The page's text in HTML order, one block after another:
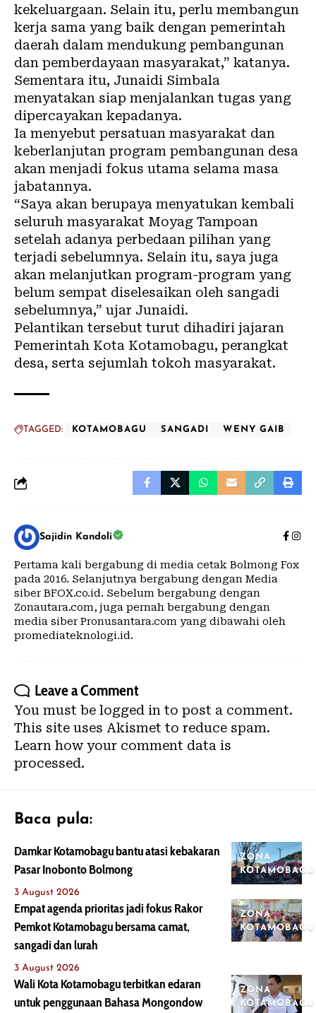
kekeluargaan. Selain itu, perlu membangun
kerja sama yang baik dengan pemerintah
daerah dalam mendukung pembangunan
dan pemberdayaan masyarakat,” katanya.
Sementara itu, Junaidi Simbala
menyatakan siap menjalankan tugas yang
dipercayakan kepadanya.
Ia menyebut persatuan masyarakat dan
keberlanjutan program pembangunan desa
akan menjadi fokus utama selama masa
jabatannya.
“Saya akan berupaya menyatukan kembali
seluruh masyarakat Moyag Tampoan
setelah adanya perbedaan pilihan yang
terjadi sebelumnya. Selain itu, saya juga
akan melanjutkan program-program yang
belum sempat diselesaikan oleh sangadi
sebelumnya,” ujar Junaidi.
Pelantikan tersebut turut dihadiri jajaran
Pemerintah Kota Kotamobagu, perangkat
desa, serta sejumlah tokoh masyarakat.
TAGGED: KOTAMOBAGU SANGADI WENY GAIB
Sajidin Kandoli
Pertama kali bergabung di media cetak Bolmong Fox
pada 2016. Selanjutnya bergabung dengan Media
siber BFOX.co.id. Sebelum bergabung dengan
Zonautara.com, juga pernah bergabung dengan
media siber Pronusantara.com yang dibawahi oleh
promediateknologi.id.
Leave a Comment
You must be logged in to post a comment.
This site uses Akismet to reduce spam.
Learn how your comment data is
processed.
Baca pula:
ZONA
KOTAMOBAGU
Damkar Kotamobagu bantu atasi kebakaran
Pasar Inobonto Bolmong
3 August 2026
ZONA
KOTAMOBAGU
Empat agenda prioritas jadi fokus Rakor
Pemkot Kotamobagu bersama camat,
sangadi dan lurah
3 August 2026
ZONA
KOTAMOBAGU
Wali Kota Kotamobagu terbitkan edaran
untuk penggunaan Bahasa Mongondow